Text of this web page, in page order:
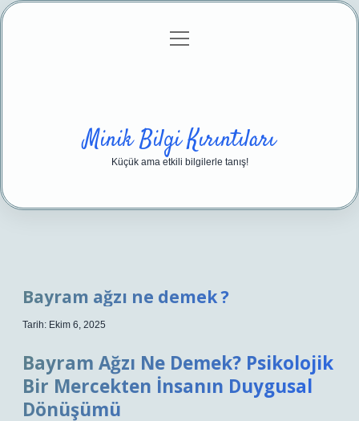
Gizlilik Politikası
menüyü
Minik Bilgi Kırıntıları
Küçük ama etkili bilgilerle tanış!
Bayram ağzı ne demek ?
Tarih: Ekim 6, 2025
Bayram Ağzı Ne Demek? Psikolojik
Bir Mercekten İnsanın Duygusal
Dönüşümü